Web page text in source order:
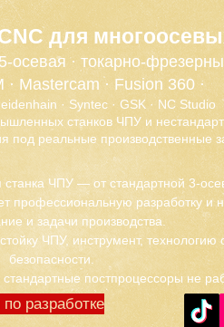
для
осевая · токарно-
· Mastercam · Fusion 360 ·
· Syntec · GSK · NC Studio
станков ЧПУ и
под реальные производственные
ЧПУ — от стандартной 3-
разработку и
и задачи производства.
ЧПУ, инструмент, технологию
безопасности.
постпроцессоры не
разработке